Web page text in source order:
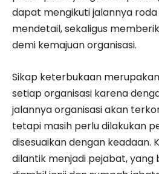
dapat mengikuti jalannya
mendetail, sekaligus
demi kemajuan organisasi.
Sikap keterbukaan
setiap organisasi karena
jalannya organisasi akan
tetapi masih perlu dilakukan
disesuaikan dengan keadaan.
dilantik menjadi pejabat, yang